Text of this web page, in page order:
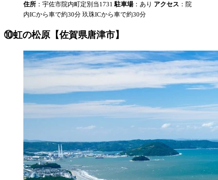
住所 ：宇佐市院内町定別当1731駐車場：あり アクセス ：院
内ICから車で約30分 玖珠ICから車で約30分
⑩虹の松原【佐賀県唐津市】